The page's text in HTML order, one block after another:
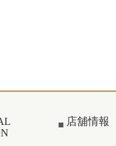
店舖情報